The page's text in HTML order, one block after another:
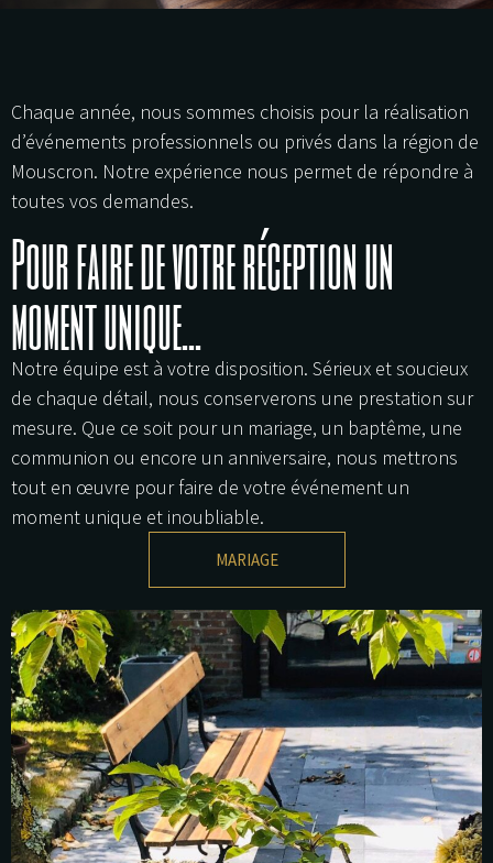
Chaque année, nous sommes choisis pour la réalisation
d’événements professionnels ou privés dans la région de
Mouscron. Notre expérience nous permet de répondre à
toutes vos demandes. ​​​​​​​
Pour faire de votre réception un
moment unique...
Notre équipe est à votre disposition. Sérieux et soucieux
de chaque détail, nous conserverons une prestation sur
mesure. Que ce soit pour un mariage, un baptême, une
communion ou encore un anniversaire, nous mettrons
tout en œuvre pour faire de votre événement un
moment unique et inoubliable. ​​​​​​​
MARIAGE